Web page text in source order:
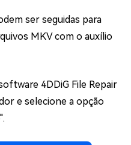
ser seguidas para
MKV com o auxílio
4DDiG File Repair
e selecione a opção